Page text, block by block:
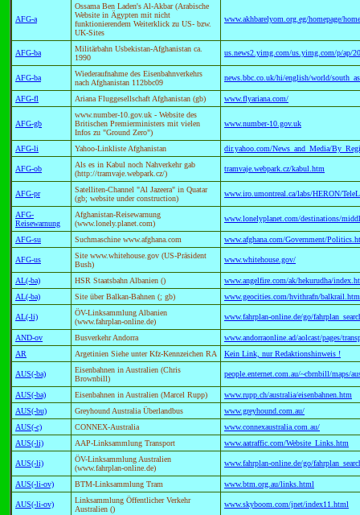
AFG-a
Ossama Ben Laden's Al-Akbar (Arabische
Website in Ägypten mit nicht
funktionierendem Weiterklick zu US- bzw.
UK-Sites
www.akhbarelyom.org.eg/homepage/
AFG-ba
Militärbahn Usbekistan-Afghanistan ca.
1990
us.news2.yimg.com/us.yimg.com/p/ap/
AFG-ba
Wiederaufnahme des Eisenbahnverkehrs
nach Afghanistan 112bbc09
news.bbc.co.uk/hi/english/world/
AFG-fl Ariana Fluggesellschaft Afghanistan (gb) www.flyariana.com/
AFG-gb
www.number-10.gov.uk - Website des
Britischen Premierministers mit vielen
Infos zu "Ground Zero")
www.number-10.gov.uk
AFG-li Yahoo-Linkliste Afghanistan dir.yahoo.com/News_and_Media/
AFG-ob
Als es in Kabul noch Nahverkehr gab
(http://tramvaje.webpark.cz/)
tramvaje.webpark.cz/kabul.htm
AFG-pr
Satelliten-Channel "Al Jazeera" in Quatar
(gb; website under construction)
www.iro.umontreal.ca/labs/HERON/
AFG-
Reisewarnung
Afghanistan-Reisewarnung
(www.lonely.planet.com)
www.lonelyplanet.com/destinations/
AFG-su Suchmaschine www.afghana.com www.afghana.com/Government/
AFG-us
Site www.whitehouse.gov (US-Präsident
Bush)
www.whitehouse.gov/
AL(-ba) HSR Staatsbahn Albanien ()
www.angelfire.com/ak/hekurudha/
AL(-ba)
Site über Balkan-Bahnen (; gb) www.geocities.com/hvithrafn/
AL(-li)
ÖV-Linksammlung Albanien
(www.fahrplan-online.de)
www.fahrplan-online.de/go/
AND-ov Busverkehr Andorra
www.andorraonline.ad/aolcast/pages/
AR
Argetinien Siehe unter Kfz-Kennzeichen RA Kein Link, nur Redaktionshinweis !
AUS(-ba)
Eisenbahnen in Australien (Chris
Brownbill)
people.enternet.com.au/~cbrnbill/maps/
AUS(-ba) Eisenbahnen in Australien (Marcel Rupp)
www.rupp.ch/australia/eisenbahnen.htm
AUS(-bu)
Greyhound Australia Überlandbus
www.greyhound.com.au/
AUS(-c)
CONNEX-Australia
www.connexaustralia.com.au/
AUS(-li)
AAP-Linksammlung Transport www.aatraffic.com/Website_Links.htm
AUS(-li)
ÖV-Linksammlung Australien
(www.fahrplan-online.de)
www.fahrplan-online.de/go/
AUS(-li-ov) BTM-Linksammlung Tram www.btm.org.au/links.html
AUS(-li-ov)
Linksammlung Öffentlicher Verkehr
Australien ()
www.skyboom.com/jnet/index11.html